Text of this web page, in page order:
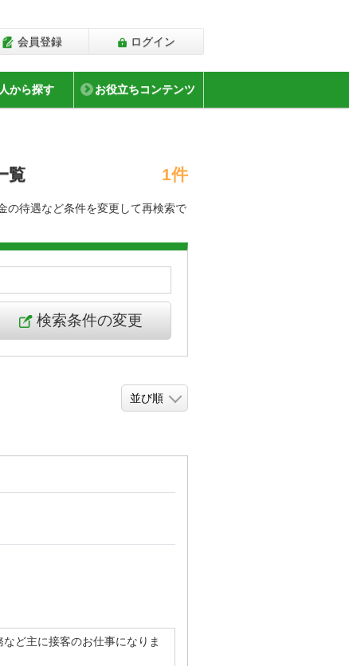
ログイン
会員登録
から探す お役立ちコンテンツ
覧 1件
の待遇など条件を変更して再検索で
検索条件の変更
など主に接客のお仕事になりま